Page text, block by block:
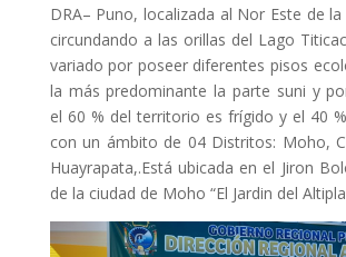
DRA– Puno, localizada al Nor Este de
circundando a las orillas del Lago
variado por poseer diferentes pisos
la más predominante la parte suni y
el 60 % del territorio es frígido y el 40
con un ámbito de 04 Distritos: Moho,
Huayrapata,.Está ubicada en el Jiron
de la ciudad de Moho “El Jardin del